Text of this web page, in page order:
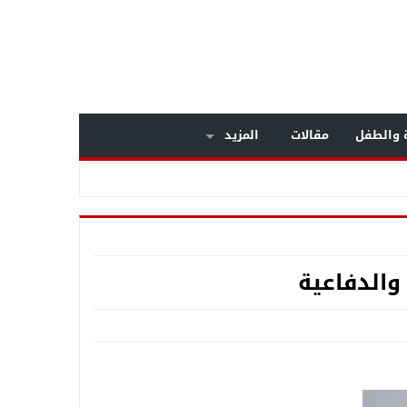
والطفل مقالات
المزيد
المنظومة الأمنيةة متجددة